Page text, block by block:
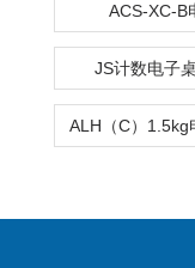
ACS-XC-B
JS计数电子